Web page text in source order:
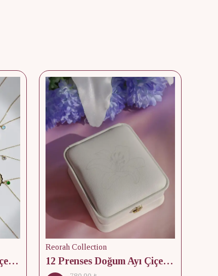
12 Prenses Doğum Ayı Çiçek & Taş 925 Gümüş Kolye
Reorah Collection
12 Prenses Doğum Ayı Çiçek Baskılı Takı Kutusu